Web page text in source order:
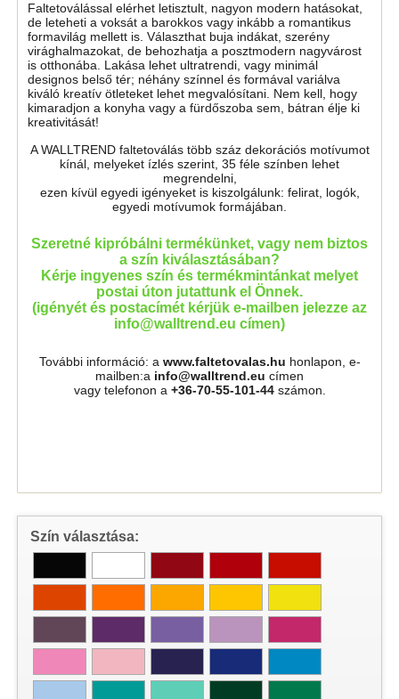
Faltetoválással elérhet letisztult, nagyon modern hatásokat,
de leteheti a voksát a barokkos vagy inkább a romantikus
formavilág mellett is. Választhat buja indákat, szerény
virághalmazokat, de behozhatja a posztmodern nagyvárost
is otthonába. Lakása lehet ultratrendi, vagy minimál
designos belső tér; néhány színnel és formával variálva
kiváló kreatív ötleteket lehet megvalósítani. Nem kell, hogy
kimaradjon a konyha vagy a fürdőszoba sem, bátran élje ki
kreativitását!
A WALLTREND faltetoválás több száz dekorációs motívumot
kínál, melyeket ízlés szerint, 35 féle színben lehet
megrendelni,
ezen kívül egyedi igényeket is kiszolgálunk: felirat, logók,
egyedi motívumok formájában.
Szeretné kipróbálni termékünket, vagy nem biztos
a szín kiválasztásában?
Kérje ingyenes szín és termékmintánkat melyet
postai úton jutattunk el Önnek.
(igényét és postacímét kérjük e-mailben jelezze az
info@walltrend.eu címen)
További információ: a www.faltetovalas.hu honlapon, e-
mailben:a info@walltrend.eu címen
vagy telefonon a +36-70-55-101-44 számon.
Szín választása: